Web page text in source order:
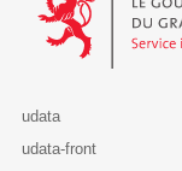
udata
udata-front